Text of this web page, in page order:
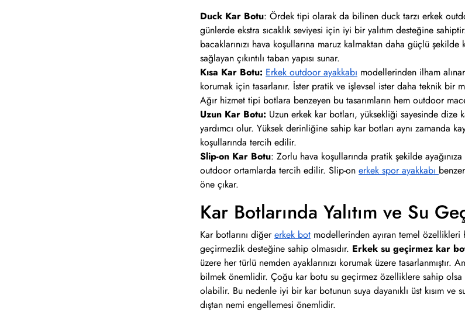
Duck Kar Botu: Ördek tipi olarak da bilinen duck tarzı erkek
günlerde ekstra sıcaklık seviyesi için iyi bir yalıtım desteğine
bacaklarınızı hava koşullarına maruz kalmaktan daha güçlü
sağlayan çıkıntılı taban yapısı sunar.
Kısa Kar Botu: Erkek outdoor ayakkabı modellerinden ilham
korumak için tasarlanır. İster pratik ve işlevsel ister daha teknik bir
Ağır hizmet tipi botlara benzeyen bu tasarımların hem outdoor
Uzun Kar Botu: Uzun erkek kar botları, yüksekliği sayesinde dize
yardımcı olur. Yüksek derinliğine sahip kar botları aynı zamanda
koşullarında tercih edilir.
Slip-on Kar Botu: Zorlu hava koşullarında pratik şekilde
outdoor ortamlarda tercih edilir. Slip-on erkek spor ayakkabı
öne çıkar.
Kar Botlarında Yalıtım ve Su
Kar botlarını diğererkek bot modellerinden ayıran temel özellikleri
geçirmezlik desteğine sahip olmasıdır. Erkek su geçirmez kar
üzere her türlü nemden ayaklarınızı korumak üzere tasarlanmıştır.
bilmek önemlidir. Çoğu kar botu su geçirmez özelliklere sahip olsa
olabilir. Bu nedenle iyi bir kar botunun suya dayanıklı üst kısım
dıştan nemi engellemesi önemlidir.